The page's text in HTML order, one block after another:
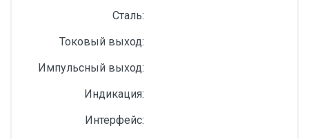
Сталь:
Токовый выход:
Импульсный выход:
Индикация:
Интерфейс: